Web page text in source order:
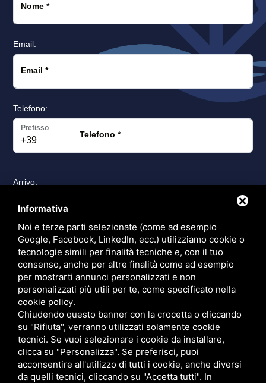
Informativa
Noi e terze parti selezionate (come ad esempio
Google, Facebook, LinkedIn, ecc.) utilizziamo cookie o
tecnologie simili per finalità tecniche e, con il tuo
consenso, anche per altre finalità come ad esempio
per mostrarti annunci personalizzati e non
personalizzati più utili per te, come specificato nella
cookie policy.
Chiudendo questo banner con la crocetta o cliccando
su "Rifiuta", verranno utilizzati solamente cookie
tecnici. Se vuoi selezionare i cookie da installare,
clicca su "Personalizza". Se preferisci, puoi
acconsentire all'utilizzo di tutti i cookie, anche diversi
da quelli tecnici, cliccando su "Accetta tutti". In
Nome *
Email:
Email *
Telefono:
Prefisso
Telefono *
Arrivo:
Partenza:
Partenza*
Messaggio